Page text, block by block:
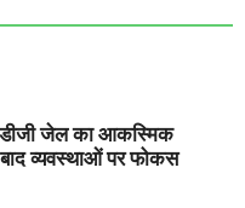
जेल का आकस्मिक
बाद व्यवस्थाओं पर फोकस